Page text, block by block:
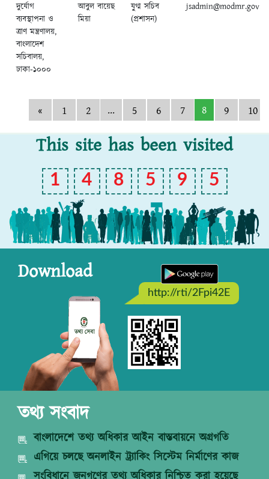
দুর্যোগ
ব্যবস্থাপনা ও
ত্রাণ মন্ত্রণালয়,
বাংলাদেশ
সচিবালয়,
ঢাকা-১০০০
আবুল বায়েছ
মিয়া
যু্গ্ম সচিব
(প্রশাসন)
jsadmin@modmr.gov.bd
« 1 2 ... 5 6 7 8 9 10
This site has been visited
1 4 8 5 9 5
Download
http://rti/2Fpi42E
তথ্য সংবাদ
বাংলাদেশে তথ্য অধিকার আইন বাস্তবায়নে অগ্রগতি
এগিয়ে চলছে অনলাইন ট্র্যাকিং সিস্টেম নির্মাণের কাজ